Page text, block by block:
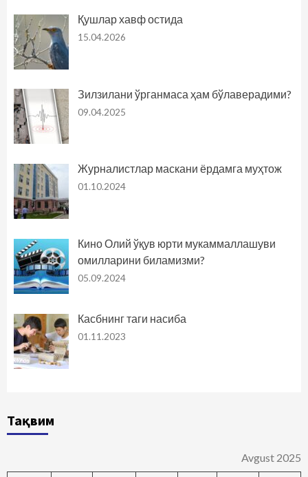
Қушлар хавф остида
15.04.2026
Зилзилани ўрганмаса ҳам бўлаверадими?
09.04.2025
Журналистлар маскани ёрдамга муҳтож
01.10.2024
Кино Олий ўқув юрти мукаммаллашуви
омилларини биламизми?
05.09.2024
Касбнинг таги насиба
01.11.2023
Тақвим
Avgust 2025